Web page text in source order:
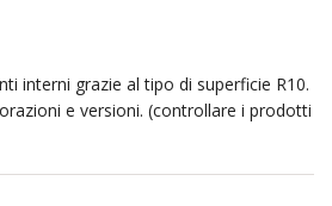
interni grazie al tipo di superficie R10.
e versioni. (controllare i prodotti